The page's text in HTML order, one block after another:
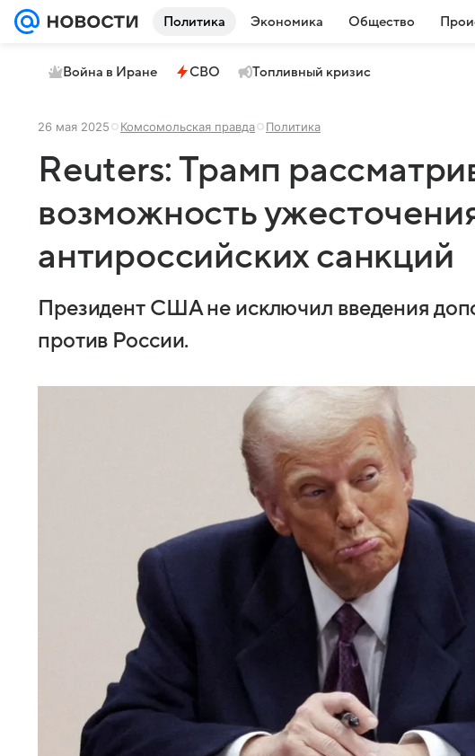
Политика Экономика Общество
Война в Иране СВО Топливный кризис
26 мая 2025 Комсомольская правда Политика
Reuters: Трамп
возможность
антироссийских санкций
Президент США не исключил введения
против России.